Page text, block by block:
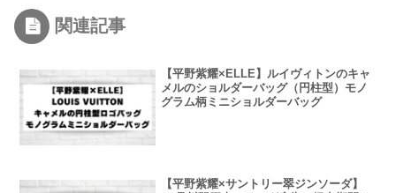
関連記事
【平野紫耀×ELLE】ルイヴィトンのキャ
メルのショルダーバッグ（円柱型）モノ
グラム柄ミニショルダーバッグ
【平野紫耀×サントリー翠ジンソーダ】